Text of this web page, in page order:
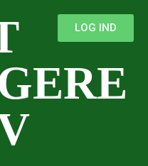
LOG IND